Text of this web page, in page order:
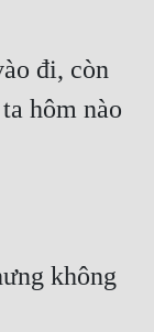
đi, còn
hôm nào
không